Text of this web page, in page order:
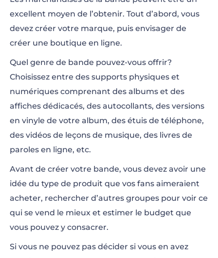
excellent moyen de l’obtenir. Tout d’abord, vous
devez créer votre marque, puis envisager de
créer une boutique en ligne.
Quel genre de bande pouvez-vous offrir?
Choisissez entre des supports physiques et
numériques comprenant des albums et des
affiches dédicacés, des autocollants, des versions
en vinyle de votre album, des étuis de téléphone,
des vidéos de leçons de musique, des livres de
paroles en ligne, etc.
Avant de créer votre bande, vous devez avoir une
idée du type de produit que vos fans aimeraient
acheter, rechercher d’autres groupes pour voir ce
qui se vend le mieux et estimer le budget que
vous pouvez y consacrer.
Si vous ne pouvez pas décider si vous en avez